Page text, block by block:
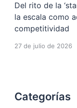
Del rito de la
la escala como
competitividad
27 de julio de 2026
Categorías